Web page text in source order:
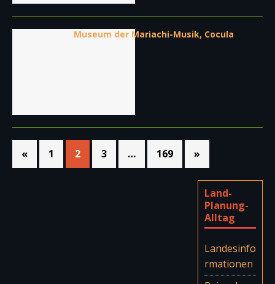
Museum der Mariachi-Musik, Cocula
« 1 2 3 … 169 »
Land-
Planung-
Alltag
Landesinfo
rmationen